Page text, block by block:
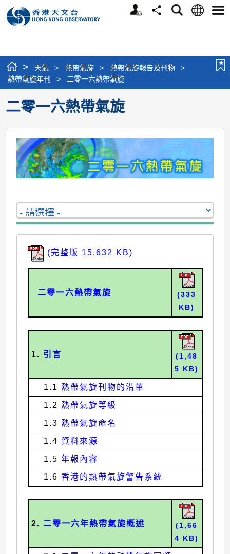
個
分
搜
語
選
> 天氣 > 熱帶氣旋 > 熱帶氣旋報告及刊物
>
熱帶氣旋年刊
> 二零一六熱帶氣旋
二零一六熱帶氣旋
(完整版 15,632 KB)
二零一六熱帶氣旋
(333
KB)
1. 引言
(1,48
5 KB)
1.1 熱帶氣旋刊物的沿革
1.2 熱帶氣旋等級
1.3 熱帶氣旋命名
1.4 資料來源
1.5 年報內容
1.6 香港的熱帶氣旋警告系統
2. 二零一六年熱帶氣旋概述
(1,66
4 KB)